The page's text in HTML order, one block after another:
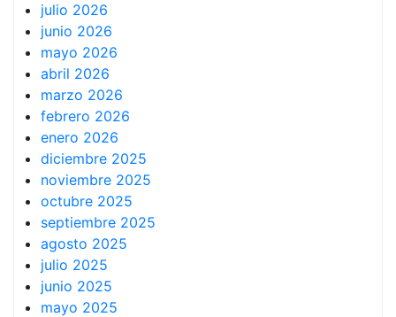
julio 2026
junio 2026
mayo 2026
abril 2026
marzo 2026
febrero 2026
enero 2026
diciembre 2025
noviembre 2025
octubre 2025
septiembre 2025
agosto 2025
julio 2025
junio 2025
mayo 2025